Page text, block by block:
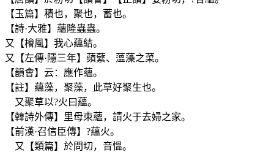
【玉篇】積也，聚也，蓄也。
【詩·大雅】蘊隆蟲蟲。
又【檜風】我心蘊結。
又【左傳·隱三年】蘋蘩、薀藻之菜。
【韻會】云：應作蘊。
【註】蘊藻，聚藻，此草好聚生也。
又聚草以?火曰蘊。
【韓詩外傳】里母朿蘊，請火于去婦之家。
【前漢·召信臣傳】?蘊火。
又【類篇】於問切，音慍。